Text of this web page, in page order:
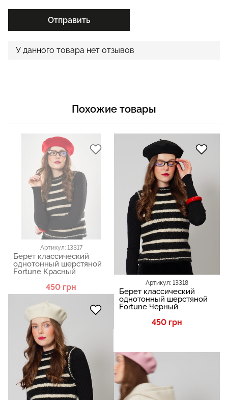
Отправить
У данного товара нет отзывов
Похожие товары
Артикул: 13317
Берет классический
однотонный шерстяной
Fortune Красный
450 грн Артикул: 13318
Берет классический
однотонный шерстяной
Fortune Черный
450 грн